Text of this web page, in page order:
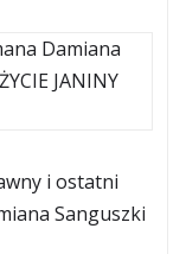
Damiana
JANINY
i ostatni
Sanguszki